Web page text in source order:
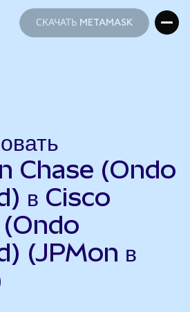
СКАЧАТЬ METAMASK
Chase (Ondo
в Cisco
(JPMon в